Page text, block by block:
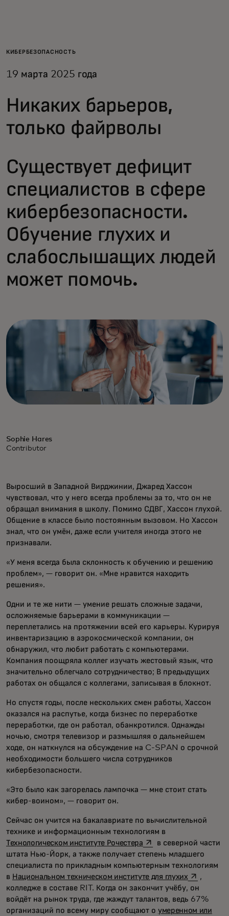
Для бизнеса
Для новаторов
КИБЕРБЕЗОПАСНОСТЬ
19 марта 2025 года
Никаких барьеров,
только файрволы
Существует дефицит
специалистов в сфере
кибербезопасности.
Обучение глухих и
слабослышащих людей
может помочь.
Sophie Hares
Contributor
Выросший в Западной Вирджинии, Джаред Хассон
чувствовал, что у него всегда проблемы за то, что он не
обращал внимания в школу. Помимо СДВГ, Хассон глухой.
Общение в классе было постоянным вызовом. Но Хассон
знал, что он умён, даже если учителя иногда этого не
признавали.
«У меня всегда была склонность к обучению и решению
проблем», — говорит он. «Мне нравится находить
решения».
Одни и те же нити — умение решать сложные задачи,
осложняемые барьерами в коммуникации —
переплетались на протяжении всей его карьеры. Курируя
инвентаризацию в аэрокосмической компании, он
обнаружил, что любит работать с компьютерами.
Компания поощряла коллег изучать жестовый язык, что
значительно облегчало сотрудничество; В предыдущих
работах он общался с коллегами, записывая в блокнот.
Но спустя годы, после нескольких смен работы, Хассон
оказался на распутье, когда бизнес по переработке
переработки, где он работал, обанкротился. Однажды
ночью, смотря телевизор и размышляя о дальнейшем
ходе, он наткнулся на обсуждение на C-SPAN о срочной
необходимости большего числа сотрудников
кибербезопасности.
«Это было как загорелась лампочка — мне стоит стать
кибер-воином», — говорит он.
Сейчас он учится на бакалавриате по вычислительной
технике и информационным технологиям в
Технологическом институте Рочестераopens in a new tab
в северной части
штата Нью-Йорк, а также получает степень младшего
специалиста по прикладным компьютерным технологиям
в Национальном техническом институте для глухихopens in a
,
колледже в составе RIT. Когда он закончит учёбу, он
войдёт на рынок труда, где жаждут талантов, ведь 67%
организаций по всему миру сообщают о умеренном или